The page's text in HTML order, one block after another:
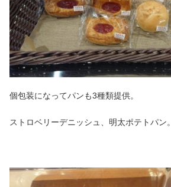
個包装になってパンも3種類提供。
ストロベリーデニッシュ、明太ポテトパン。